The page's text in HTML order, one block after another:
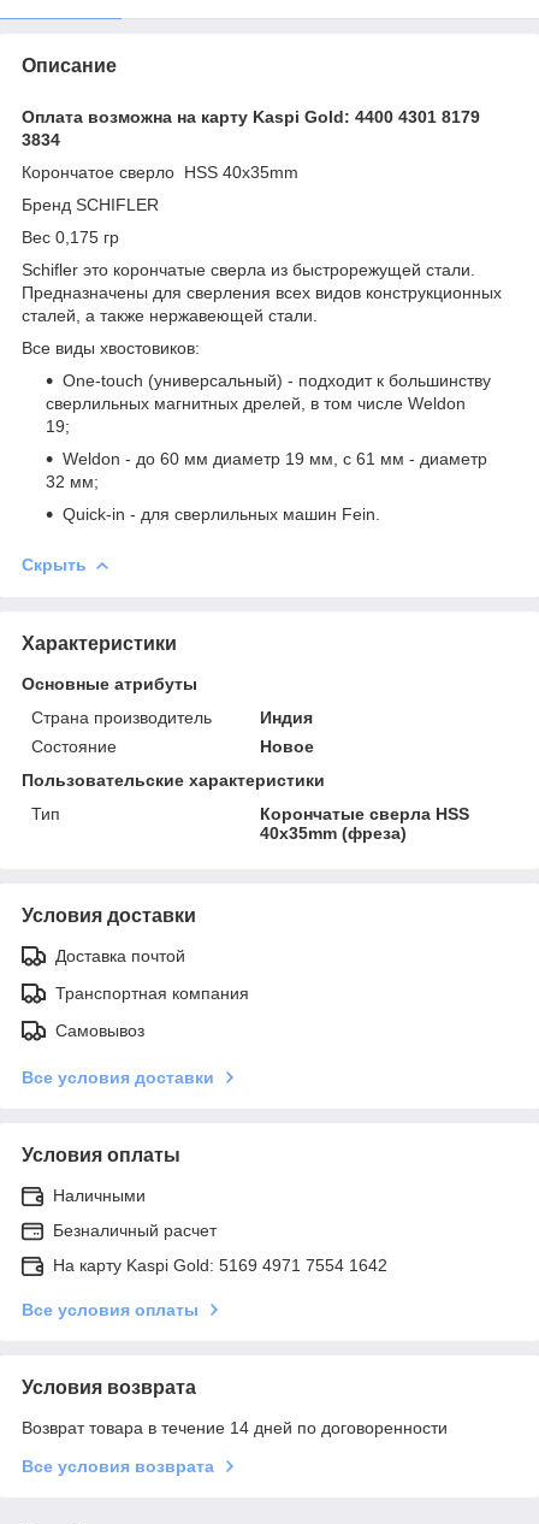
Описание
Оплата возможна на карту Kaspi Gold: 4400 4301 8179
3834
Корончатое сверло HSS 40x35mm
Бренд SCHIFLER
Вес 0,175 гр
Schifler это корончатые сверла из быстрорежущей стали.
Предназначены для сверления всех видов конструкционных
сталей, а также нержавеющей стали.
Все виды хвостовиков:
One-touch (универсальный) - подходит к большинству
сверлильных магнитных дрелей, в том числе Weldon
19;
Weldon - до 60 мм диаметр 19 мм, с 61 мм - диаметр
32 мм;
Quick-in - для сверлильных машин Fein.
Скрыть
Характеристики
Основные атрибуты
Страна производитель
Индия
Состояние
Новое
Пользовательские характеристики
Тип
Корончатые сверла HSS
40x35mm (фреза)
Условия доставки
Доставка почтой
Транспортная компания
Самовывоз
Все условия доставки
Условия оплаты
Наличными
Безналичный расчет
На карту Kaspi Gold: 5169 4971 7554 1642
Все условия оплаты
Условия возврата
Возврат товара в течение 14 дней по договоренности
Все условия возврата